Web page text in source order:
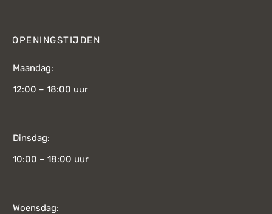
OPENINGSTIJDEN
Maandag:
12:00 – 18:00 uur
Dinsdag:
10:00 – 18:00 uur
Woensdag: